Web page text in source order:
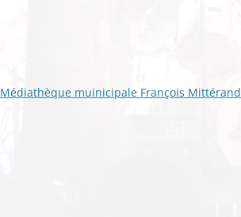
Médiathèque muinicipale François Mittérand